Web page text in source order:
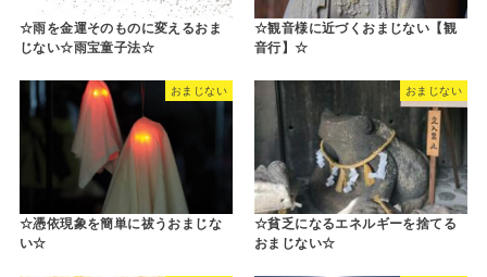
☆雨を金運そのものに変えるおま
じない☆雨宝童子法☆
☆観音様に近づくおまじない【観
音行】☆
おまじない
☆憑依現象を簡単に祓うおまじな
い☆
おまじない
☆貧乏になるエネルギーを捨てる
おまじない☆